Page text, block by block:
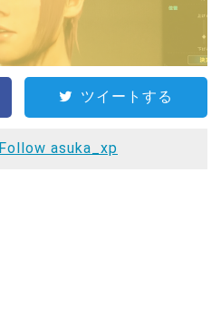
ツイートする
Follow asuka_xp